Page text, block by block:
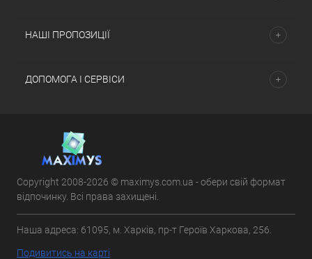
НАШІ ПРОПОЗИЦІЇ
ДОПОМОГА І СЕРВІСИ
Copyright 2008-2026 © maximys.com.ua - обери свій формат
відпочинку. Всі права захищені.
Наша адреса: 61095, м. Харків, пр-т Героїв Харкова, 256.
Подивитись на карті